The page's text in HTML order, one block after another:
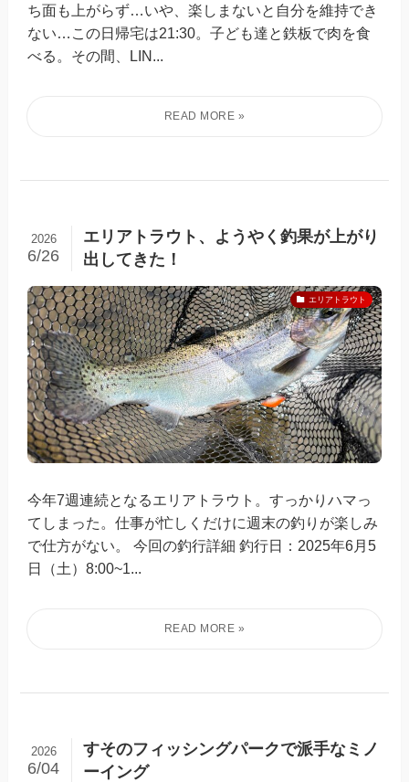
ち面も上がらず…いや、楽しまないと自分を維持でき
ない…この日帰宅は21:30。子ども達と鉄板で肉を食
べる。その間、LIN...
エリアトラウト、ようやく釣果が上がり
出してきた！
2026
6/26
エリアトラウト
今年7週連続となるエリアトラウト。すっかりハマっ
てしまった。仕事が忙しくだけに週末の釣りが楽しみ
で仕方がない。 今回の釣行詳細 釣行日：2025年6月5
日（土）8:00~1...
すそのフィッシングパークで派手なミノ
ーイング
2026
6/04